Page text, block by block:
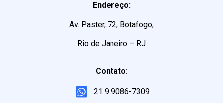
Endereço:
Av. Paster, 72, Botafogo,
Rio de Janeiro – RJ
Contato:
21 9 9086-7309